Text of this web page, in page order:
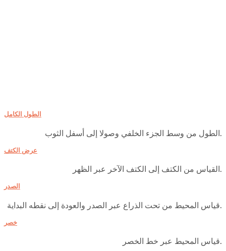
الطول الكامل
عرض الكتف
القياس من الكتف إلى الكتف الآخر عبر الظهر.
الصدر
خصر
قياس المحيط عبر خط الخصر.